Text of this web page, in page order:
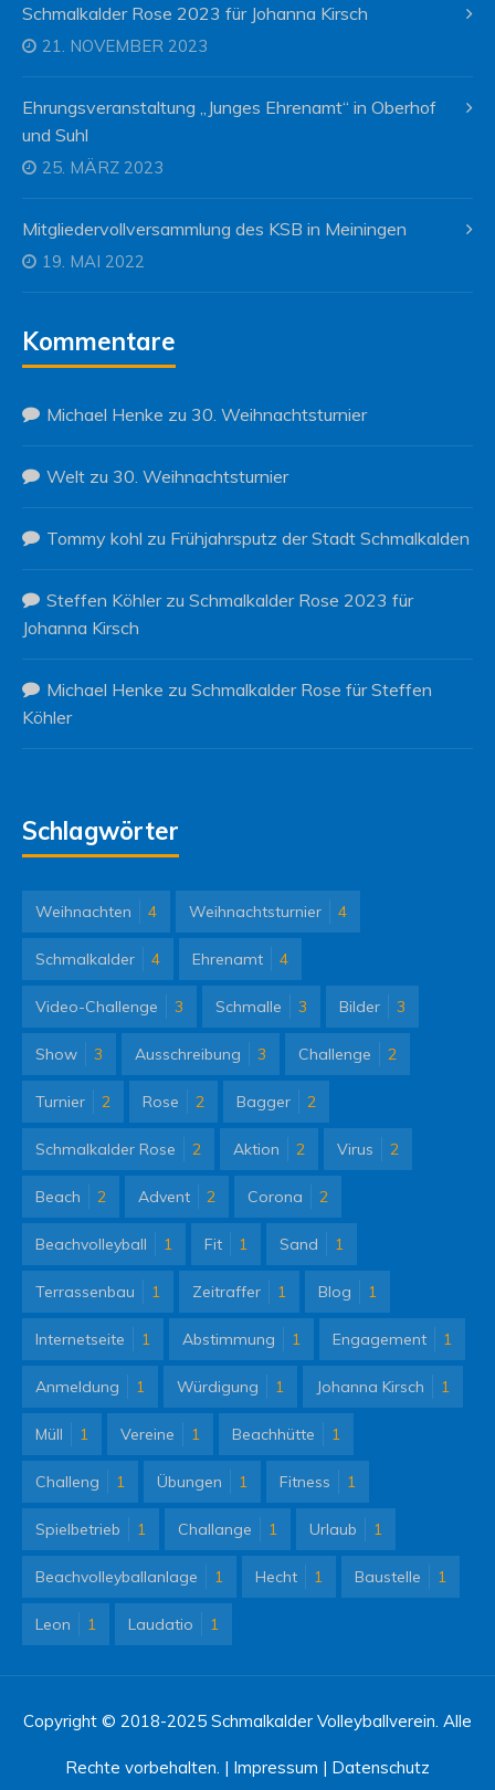
Schmalkalder Rose 2023 für Johanna Kirsch
21. NOVEMBER 2023
Ehrungsveranstaltung „Junges Ehrenamt“ in Oberhof
und Suhl
25. MÄRZ 2023
Mitgliedervollversammlung des KSB in Meiningen
19. MAI 2022
Kommentare
Michael Henke zu 30. Weihnachtsturnier
Welt zu 30. Weihnachtsturnier
Tommy kohl zu Frühjahrsputz der Stadt Schmalkalden
Steffen Köhlerzu Schmalkalder Rose 2023 für
Johanna Kirsch
Michael Henke zu Schmalkalder Rose für Steffen
Köhler
Schlagwörter
Weihnachten 4 Weihnachtsturnier 4
Schmalkalder 4 Ehrenamt 4
Video-Challenge 3 Schmalle 3 Bilder 3
Show 3 Ausschreibung 3 Challenge 2
Turnier 2 Rose 2 Bagger 2
Schmalkalder Rose 2 Aktion 2 Virus 2
Beach 2 Advent 2 Corona 2
Beachvolleyball 1 Fit 1 Sand 1
Terrassenbau 1 Zeitraffer 1 Blog 1
Internetseite 1 Abstimmung 1 Engagement 1
Anmeldung 1 Würdigung 1 Johanna Kirsch 1
Müll 1 Vereine 1 Beachhütte 1
Challeng 1 Übungen 1 Fitness 1
Spielbetrieb 1 Challange 1 Urlaub 1
Beachvolleyballanlage 1 Hecht 1 Baustelle 1
Leon 1 Laudatio 1
Copyright © 2018-2025 Schmalkalder Volleyballverein. Alle
Rechte vorbehalten. | Impressum | Datenschutz